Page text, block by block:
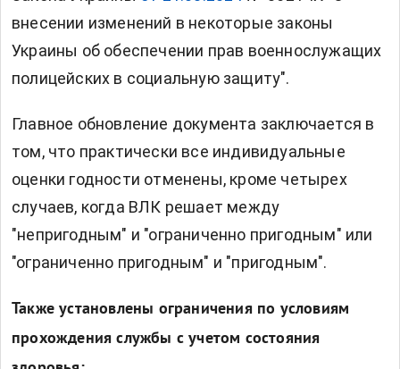
внесении изменений в некоторые законы
Украины об обеспечении прав военнослужащих
полицейских в социальную защиту".
Главное обновление документа заключается в
том, что практически все индивидуальные
оценки годности отменены, кроме четырех
случаев, когда ВЛК решает между
"непригодным" и "ограниченно пригодным" или
"ограниченно пригодным" и "пригодным".
Также установлены ограничения по условиям
прохождения службы с учетом состояния